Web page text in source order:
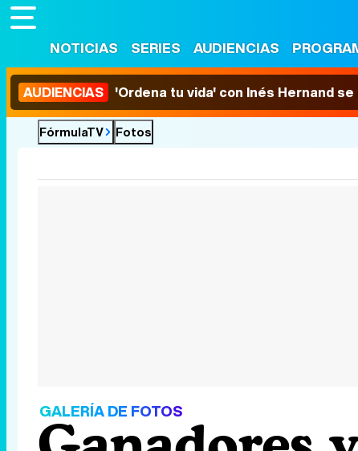
NOTICIAS SERIES AUDIENCIAS
AUDIENCIAS 'Ordena tu vida' con Inés Hernand
FórmulaTV Fotos
GALERÍA DE FOTOS